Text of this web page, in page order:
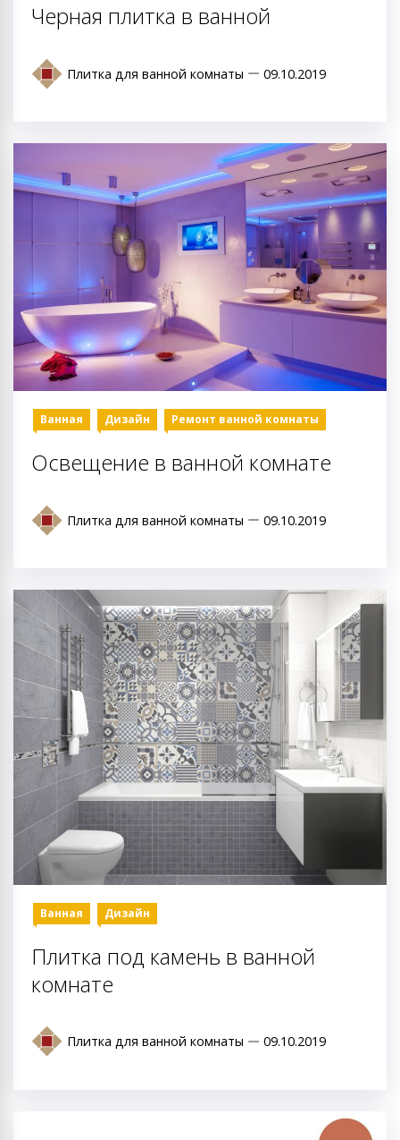
Черная плитка в ванной
Плитка для ванной комнаты 09.10.2019
Ванная Дизайн Ремонт ванной комнаты
Освещение в ванной комнате
Плитка для ванной комнаты 09.10.2019
Ванная Дизайн
Плитка под камень в ванной
комнате
Плитка для ванной комнаты 09.10.2019